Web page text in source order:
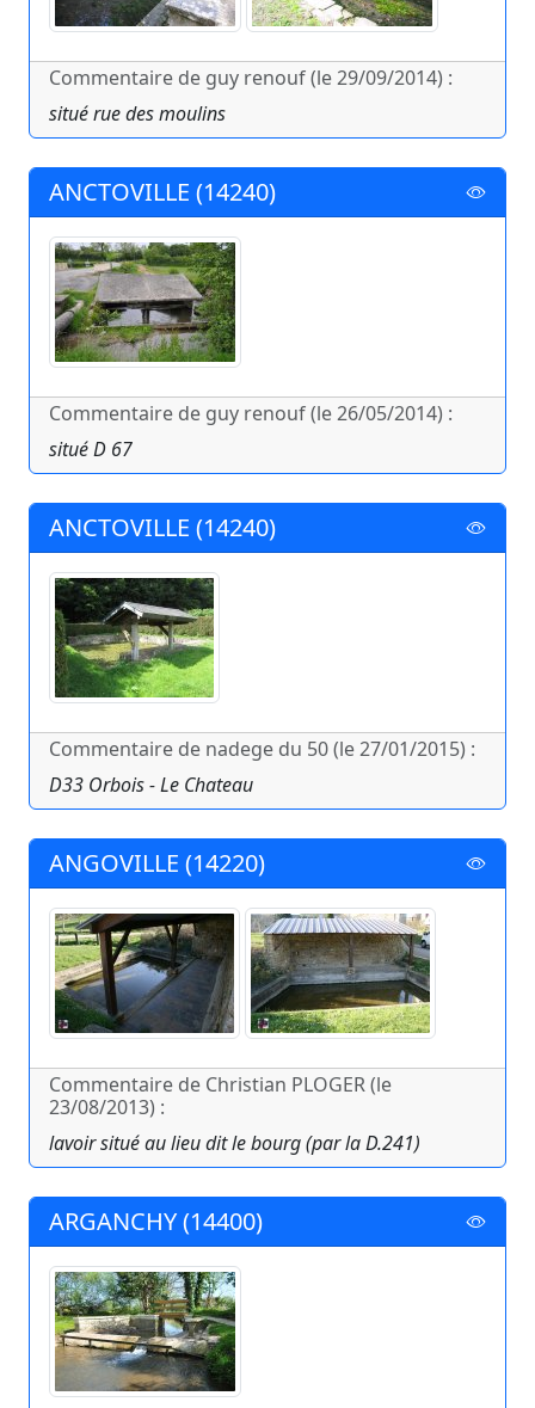
Commentaire de guy renouf (le 29/09/2014) :
situé rue des moulins
ANCTOVILLE (14240)
Commentaire de guy renouf (le 26/05/2014) :
situé D 67
ANCTOVILLE (14240)
Commentaire de nadege du 50 (le 27/01/2015) :
D33 Orbois - Le Chateau
ANGOVILLE (14220)
Commentaire de Christian PLOGER (le
23/08/2013) :
lavoir situé au lieu dit le bourg (par la D.241)
ARGANCHY (14400)